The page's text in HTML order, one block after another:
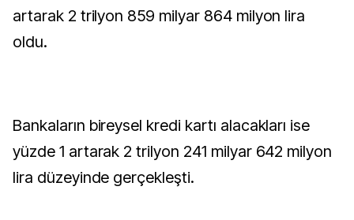
artarak 2 trilyon 859 milyar 864 milyon lira
oldu.
Bankaların bireysel kredi kartı alacakları ise
yüzde 1 artarak 2 trilyon 241 milyar 642 milyon
lira düzeyinde gerçekleşti.